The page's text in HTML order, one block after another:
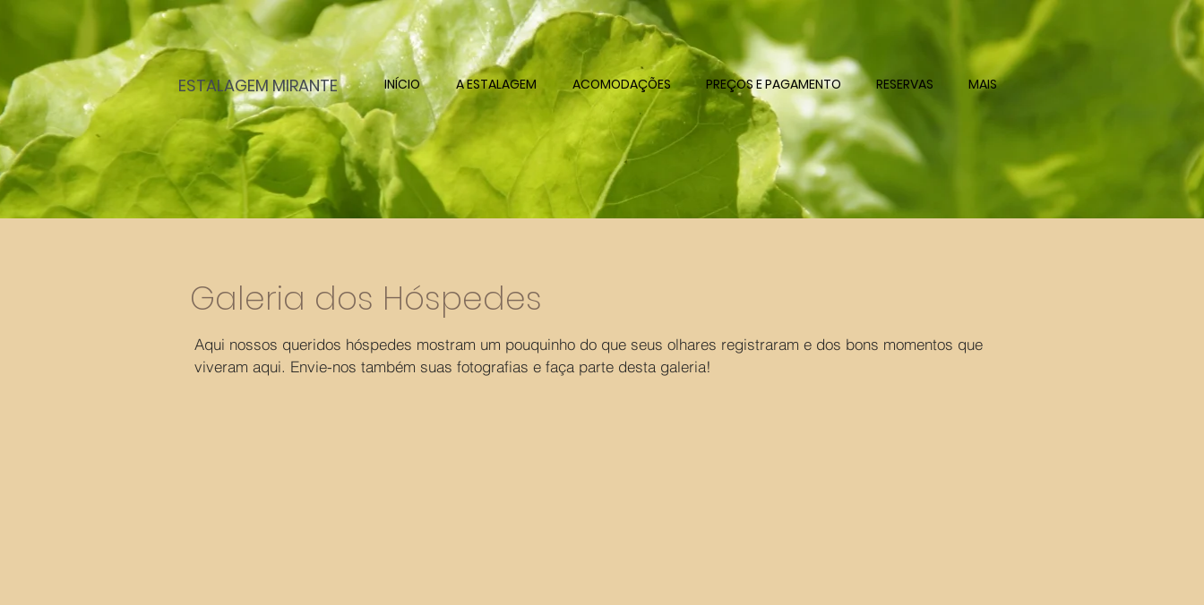
ESTALAGEM MIRANTE INÍCIO A ESTALAGEM ACOMODAÇÕES PREÇOS E PAGAMENTO RESERVAS MAIS
Aqui nossos queridos hóspedes mostram um pouquinho do que seus olhares registraram e dos bons momentos que
viveram aqui. Envie-nos também suas fotografias e faça parte desta galeria!
Galeria dos Hóspedes